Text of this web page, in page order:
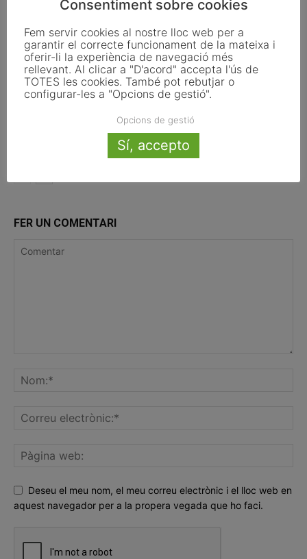
6 d’agost del 2026
FER UN COMENTARI
Deseu el meu nom, el meu correu electrònic i el lloc web en
aquest navegador per a la propera vegada que ho faci.
Consentiment sobre cookies
Fem servir cookies al nostre lloc web per a
garantir el correcte funcionament de la mateixa i
oferir-li la experiència de navegació més
rellevant. Al clicar a "D'acord" accepta l'ús de
TOTES les cookies. També pot rebutjar o
configurar-les a "Opcions de gestió".
Opcions de gestió
Sí, accepto